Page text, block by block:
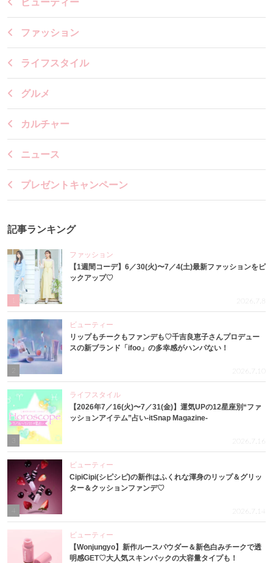
ビューティー
ファッション
ライフスタイル
グルメ
カルチャー
ニュース
プレゼントキャンペーン
記事ランキング
ファッション
【1週間コーデ】6／30(火)〜7／4(土)最新ファッションをピ
ックアップ♡
2026.7.8
ビューティー
リップもチークもファンデも♡千吉良恵子さんプロデュー
スの新ブランド「ifoo」の多幸感がハンパない！
2026.7.10
3
ライフスタイル
【2026年7／16(火)〜7／31(金)】運気UPの12星座別“ファ
ッションアイテム”占い-itSnap Magazine-
2026.7.16
4
ビューティー
CipiCipi(シピシピ)の新作はふくれな渾身のリップ＆グリッ
ター＆クッションファンデ♡
2026.7.14
ビューティー
【Wonjungyo】新作ルースパウダー＆新色白みチークで透
明感GET♡大人気スキンパックの大容量タイプも！